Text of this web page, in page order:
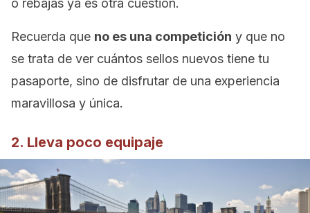
o rebajas ya es otra cuestión.
Recuerda que no es una competición y que no
se trata de ver cuántos sellos nuevos tiene tu
pasaporte, sino de disfrutar de una experiencia
maravillosa y única.
2. Lleva poco equipaje